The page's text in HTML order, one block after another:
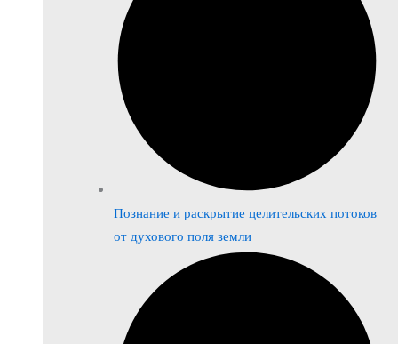
Познание и раскрытие целительских потоков
от духового поля земли